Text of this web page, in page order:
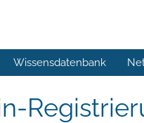
Wissensdatenbank